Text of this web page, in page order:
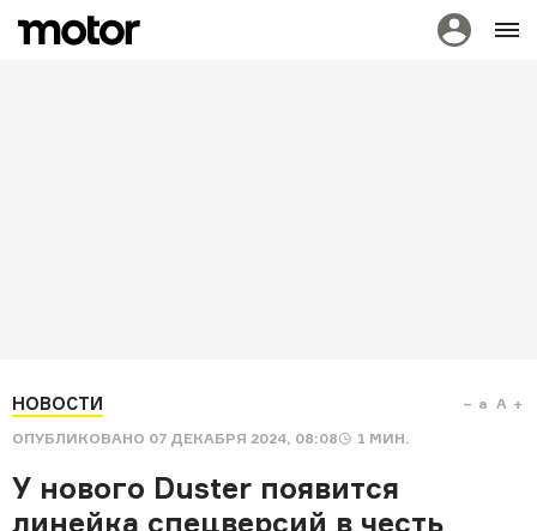
НОВОСТИ
ОПУБЛИКОВАНО 07 ДЕКАБРЯ 2024, 08:08 1 МИН.
a A
У нового Duster появится
линейка спецверсий в честь